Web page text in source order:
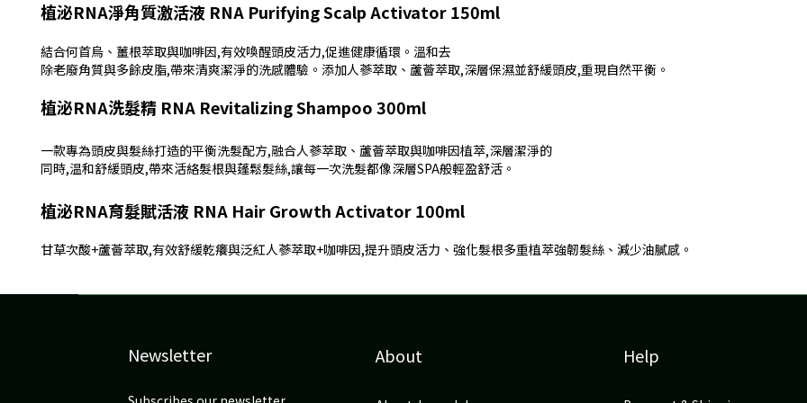
植泌RNA淨角質激活液 RNA Purifying Scalp Activator 150ml
結合何首烏、薑根萃取與咖啡因,有效喚醒頭皮活力,促進健康循環。溫和去
除老廢角質與多餘皮脂,帶來清爽潔淨的洗感體驗。添加人蔘萃取、蘆薈萃取,深層保濕並舒緩頭皮,重現自然平衡。
植泌RNA洗髮精 RNA Revitalizing Shampoo 300ml
一款專為頭皮與髮絲打造的平衡洗髮配方,融合人蔘萃取、蘆薈萃取與咖啡因植萃,深層潔淨的
同時,温和舒緩頭皮,帶來活絡髮根與蓬鬆髮絲,讓每一次洗髮都像深層SPA般輕盈舒活。
植泌RNA育髮賦活液 RNA Hair Growth Activator 100ml
甘草次酸+蘆薈萃取,有效舒緩乾癢與泛紅人蔘萃取+咖啡因,提升頭皮活力、強化髮根多重植萃強韌髮絲、減少油膩感。
Newsletter About Help